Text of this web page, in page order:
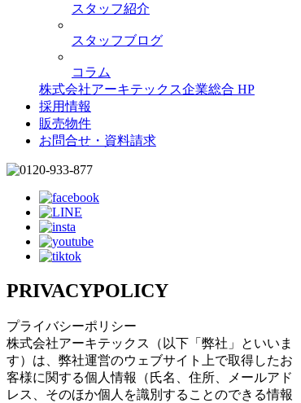
スタッフ紹介
スタッフブログ
コラム
株式会社アーキテックス企業総合 HP
採用情報
販売物件
お問合せ・資料請求
PRIVACYPOLICY
プライバシーポリシー
株式会社アーキテックス（以下「弊社」といいま
す）は、弊社運営のウェブサイト上で取得したお
客様に関する個人情報（氏名、住所、メールアド
レス、そのほか個人を識別することのできる情報